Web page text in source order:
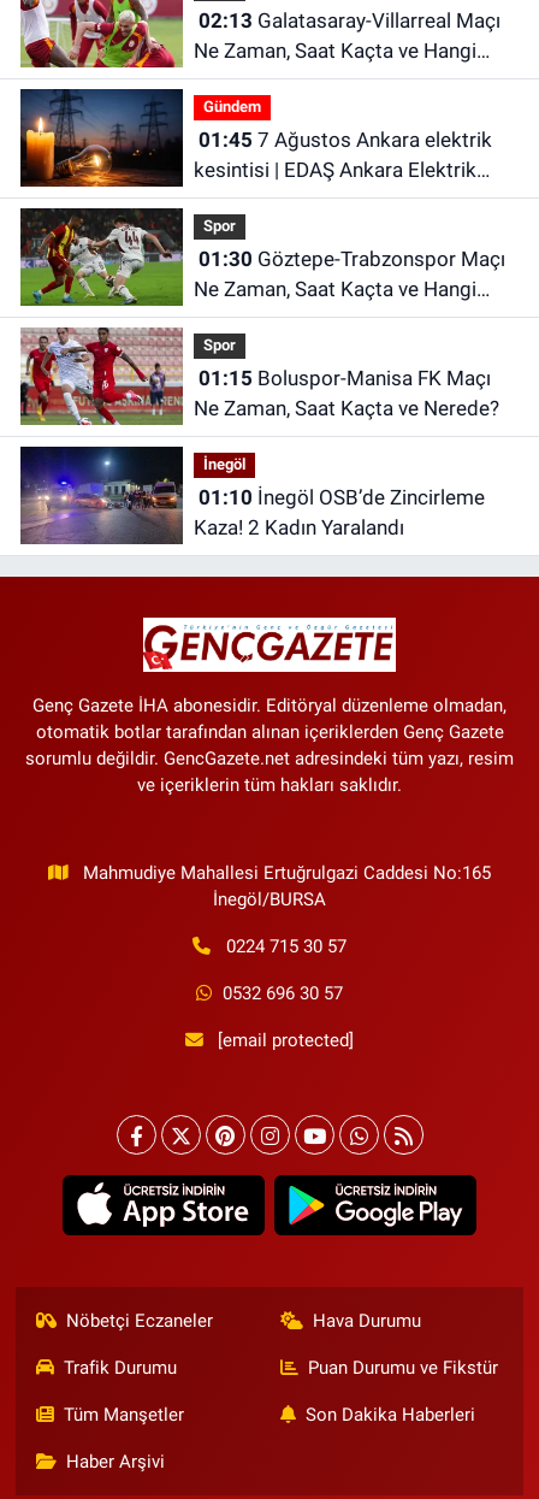
02:13
Ne Zaman, Saat Kaçta ve Hangi
Kanalda? Galatasaray hazırlık maçı
ne zaman?
Gündem
01:45
kesintisi | EDAŞ Ankara Elektrik
Kesintisi
Spor
01:30
Ne Zaman, Saat Kaçta ve Hangi
Kanalda?
Spor
01:15
Ne Zaman, Saat Kaçta ve Nerede?
İnegöl
01:10
Kaza! 2 Kadın Yaralandı
Genç Gazete İHA abonesidir. Editöryal düzenleme olmadan,
otomatik botlar tarafından alınan içeriklerden Genç Gazete
sorumlu değildir. GencGazete.net adresindeki tüm yazı, resim
ve içeriklerin tüm hakları saklıdır.
Mahmudiye Mahallesi Ertuğrulgazi Caddesi No:165
İnegöl/BURSA
0224 715 30 57
0532 696 30 57
[email protected]
Nöbetçi Eczaneler Hava Durumu
Trafik Durumu Puan Durumu ve Fikstür
Tüm Manşetler Son Dakika Haberleri
Haber Arşivi